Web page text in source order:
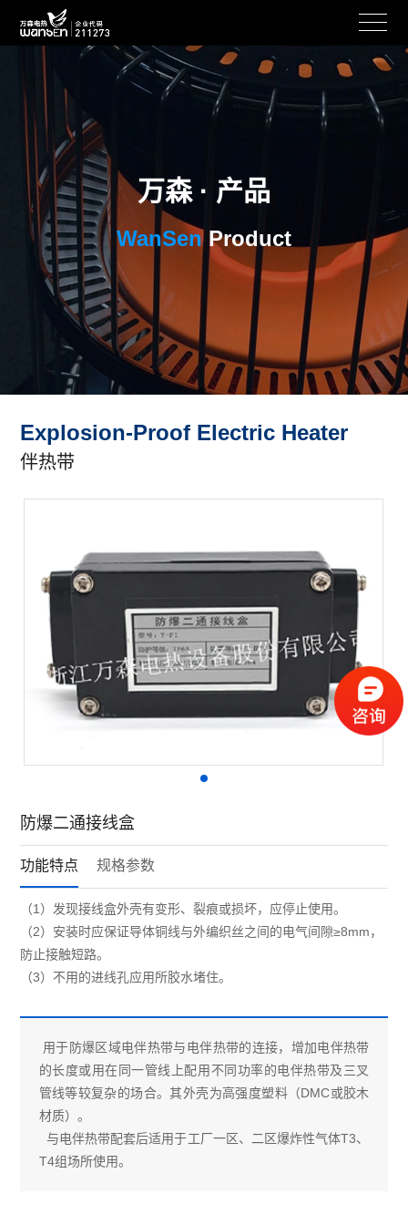
万森 · 产品
WanSenProduct
Explosion-Proof Electric Heater
伴热带
防爆二通接线盒
功能特点 规格参数
（1）发现接线盒外壳有变形、裂痕或损坏，应停止使用。
（2）安装时应保证导体铜线与外编织丝之间的电气间隙≥8mm，
防止接触短路。
（3）不用的进线孔应用所胶水堵住。
用于防爆区域电伴热带与电伴热带的连接，增加电伴热带
的长度或用在同一管线上配用不同功率的电伴热带及三叉
管线等较复杂的场合。其外壳为高强度塑料（DMC或胶木
材质）。
与电伴热带配套后适用于工厂一区、二区爆炸性气体T3、
T4组场所使用。